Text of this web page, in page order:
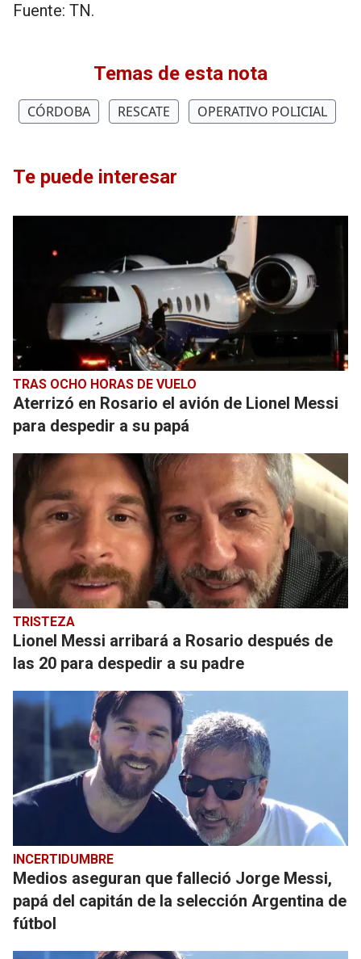
Fuente: TN.
Temas de esta nota
CÓRDOBA RESCATE OPERATIVO POLICIAL
Te puede interesar
TRAS OCHO HORAS DE VUELO
Aterrizó en Rosario el avión de Lionel Messi
para despedir a su papá
TRISTEZA
Lionel Messi arribará a Rosario después de
las 20 para despedir a su padre
INCERTIDUMBRE
Medios aseguran que falleció Jorge Messi,
papá del capitán de la selección Argentina de
fútbol